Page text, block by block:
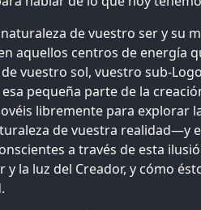
de vuestro ser y su
aquellos centros de energía
vuestro sol, vuestro sub-
pequeña parte de la
libremente para explorar
de vuestra realidad—y
a través de esta
y la luz del Creador, y cómo